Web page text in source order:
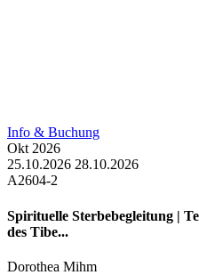
Info & Buchung
Okt 2026
25.10.2026 28.10.2026
A2604-2
Spirituelle Sterbebegleitung |
des Tibe...
Dorothea Mihm